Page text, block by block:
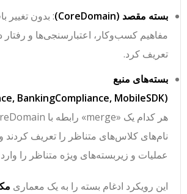
بسته مقصد (CoreDomain
): بدون تغییر
مفاهیم کسب‌وکار، اعتبارسنجی‌ها و رفتار
تعریف کرد.
بسته‌های منبع
,BankingCompliance,MobileSDK
هر کدام یک«merge» رابطه با
نام‌های کلاس‌های متناظر را تعریف کردند و
عملیات و زیربسته‌های ویژه متناظر را وارد
این رویکرد ادغام بسته را به یک معماری